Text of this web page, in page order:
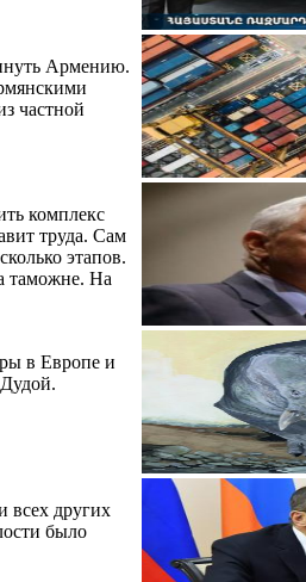
Армению.
частной
комплекс
труда. Сам
этапов.
таможне. На
в Европе и
всех других
было